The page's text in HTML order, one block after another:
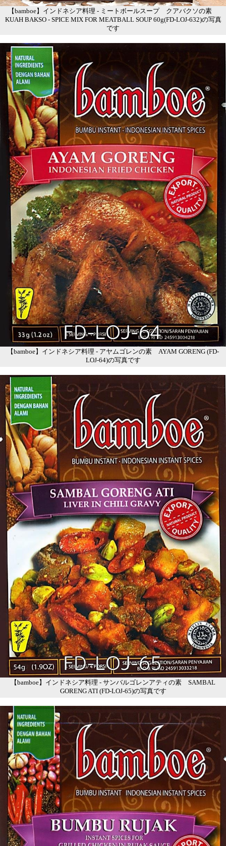
【bamboe】インドネシア料理 - ミートボールスープ クアバクソの素
KUAH BAKSO - SPICE MIX FOR MEATBALL SOUP 60g(FD-LOJ-632)の写真
です
【bamboe】インドネシア料理 - アヤムゴレンの素 AYAM GORENG (FD-
LOJ-64)の写真です
【bamboe】インドネシア料理 - サンバルゴレンアティの素 SAMBAL
GORENG ATI (FD-LOJ-65)の写真です